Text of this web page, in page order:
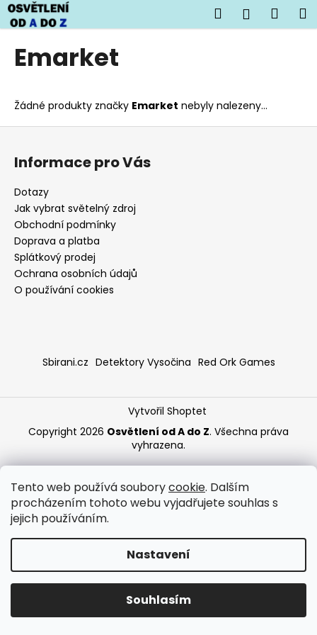
Tento web používá souborycookie. Dalším
procházením tohoto webu vyjadřujete souhlas s
jejich používáním.
Nastavení
Souhlasím
Přejít
na
obsah
Hledat
Emarket
Žádné produkty značky Emarket nebyly nalezeny...
K
o
o
p
o
t
ř
e
b
u
j
e
t
e
t
HLEDAT
Z
Informace pro Vás
Dotazy
Jak vybrat světelný zdroj
Obchodní podmínky
Doprava a platba
Splátkový prodej
Ochrana osobních údajů
O používání cookies
Sbirani.cz Detektory Vysočina Red Ork Games
Vytvořil Shoptet
Copyright 2026 Osvětlení od A do Z. Všechna práva
vyhrazena.